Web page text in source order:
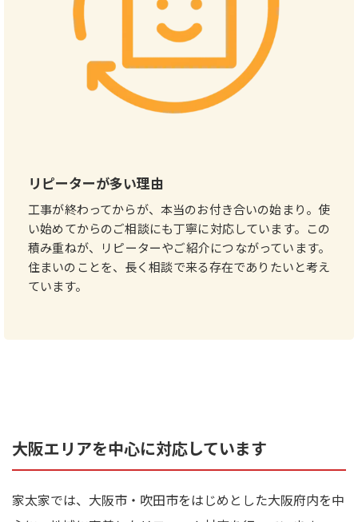
リピーターが多い理由
工事が終わってからが、本当のお付き合いの始まり。使
い始めてからのご相談にも丁寧に対応しています。この
積み重ねが、リピーターやご紹介につながっています。
住まいのことを、長く相談で来る存在でありたいと考え
ています。
大阪エリアを中心に対応しています
家太家では、大阪市・吹田市をはじめとした大阪府内を中